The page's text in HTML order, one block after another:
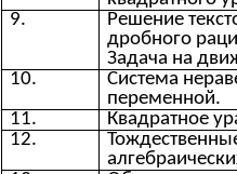
9.
Решение
дробного
Задача на
10.
Система
переменной.
11.
Квадратное
12.